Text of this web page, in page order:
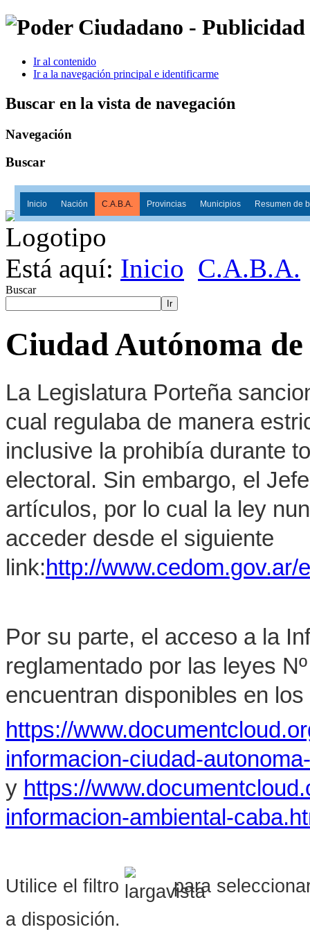
Ir al contenido
Ir a la navegación principal e identificarme
Buscar en la vista de navegación
Navegación
Buscar
Inicio Nación C.A.B.A. Provincias Municipios Resumen de
Está aquí: Inicio C.A.B.A.
Buscar
Ir
Ciudad Autónoma de
La Legislatura Porteña
cual regulaba de manera
inclusive la prohibía durante
electoral. Sin embargo, el
artículos, por lo cual la ley
acceder desde el siguiente
link:http://
Por su parte, el acceso a la
reglamentado por las leyes
encuentran disponibles en
https://
informacion-ciudad-
y https://
informacion-ambiental-
Utilice el filtro
para
a disposición.